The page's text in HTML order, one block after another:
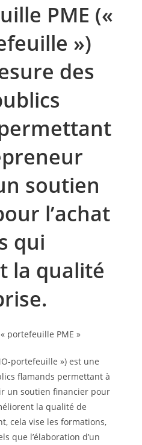
PME («
»)
des
soutien
l’achat
qui
la qualité
portefeuille ») est une
flamands permettant à
un soutien financier pour
la qualité de
cela vise les formations,
que l’élaboration d’un